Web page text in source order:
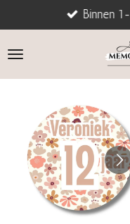
direct
naar
Binnen